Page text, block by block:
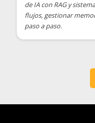
de IA con RAG y
flujos, gestionar
paso a paso.